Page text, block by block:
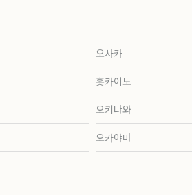
오사카
홋카이도
오키나와
오카야마